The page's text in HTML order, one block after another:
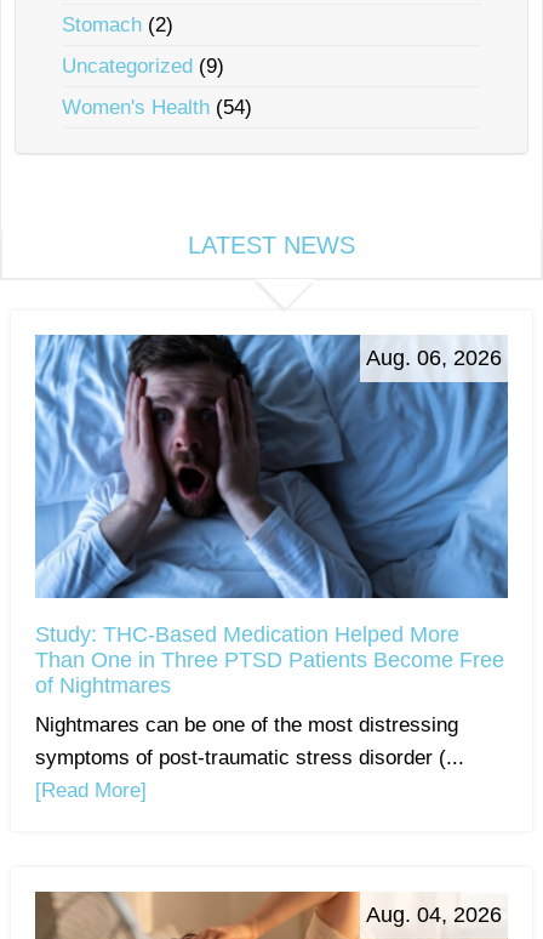
Stomach (2)
Uncategorized (9)
Women's Health (54)
LATEST NEWS
Aug. 06, 2026
Study: THC-Based Medication Helped More
Than One in Three PTSD Patients Become Free
of Nightmares
Nightmares can be one of the most distressing
symptoms of post-traumatic stress disorder (...
[Read More]
Aug. 04, 2026